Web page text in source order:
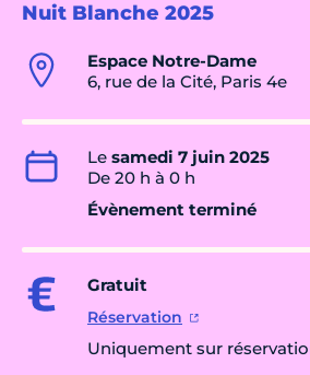
Nuit Blanche 2025
Espace Notre-Dame
6, rue de la Cité, Paris 4e
Le samedi 7 juin 2025
De 20 h à 0 h
Évènement terminé
Gratuit
Réservation
Uniquement sur